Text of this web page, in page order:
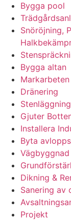
Bygga pool
Snöröjning,
Bygga altan
Markarbeten
Dränering
Gjuter
Installera
Byta
Dikning &
Sanering av
Projekt